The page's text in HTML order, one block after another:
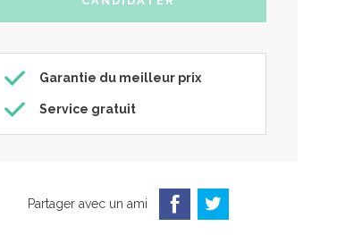
Garantie du meilleur prix
Service gratuit
Partager avec un ami